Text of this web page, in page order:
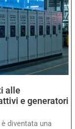
alle
e generatori
diventata una